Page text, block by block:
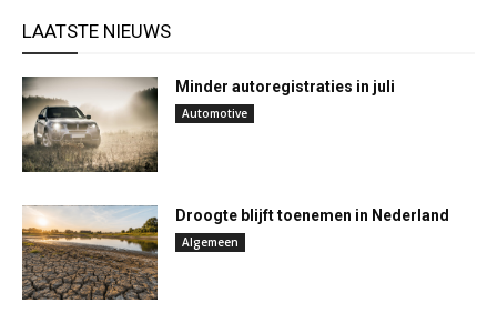
LAATSTE NIEUWS
Minder autoregistraties in juli
Automotive
Droogte blijft toenemen in Nederland
Algemeen